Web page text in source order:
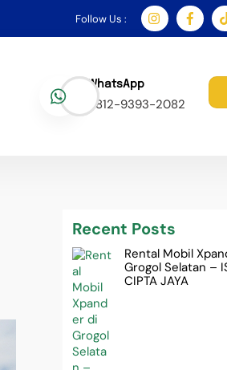
Follow Us :
WhatsApp
0812-9393-2082
Recent Posts
Rental Mobil
Grogol Selatan –
CIPTA JAYA